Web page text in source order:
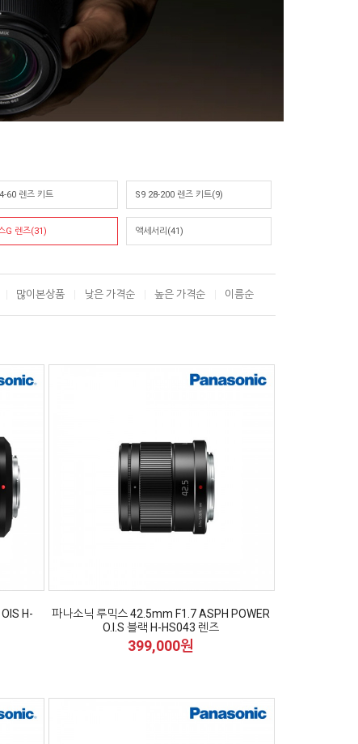
60 렌즈 키트 S9 28-200 렌즈 키트(9)
G 렌즈(31) 액세서리(41)
많이본상품 낮은 가격순 높은 가격순 이름순
H-
파나소닉 루믹스 42.5mm F1.7 ASPH POWER
O.I.S 블랙 H-HS043 렌즈
399,000원